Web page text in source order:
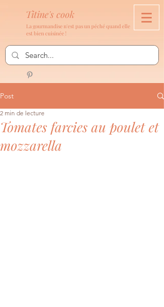
Titine's cook
La gourmandise n'est pas un péché quand elle
est bien cuisinée !
Post
Tomates farcies au poulet et
mozzarella
2 min de lecture